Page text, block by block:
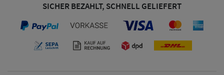
SICHER BEZAHLT, SCHNELL GELIEFERT